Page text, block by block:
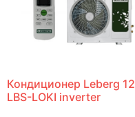
Кондиционер Leberg 12
LBS-LOKI inverter